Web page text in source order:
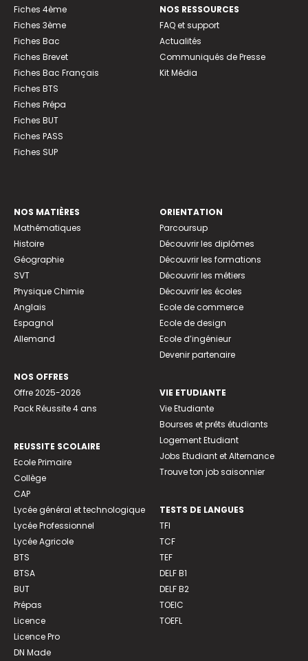
Fiches 4ème
Fiches 3ème
Fiches Bac
Fiches Brevet
Fiches Bac Français
Fiches BTS
Fiches Prépa
Fiches BUT
Fiches PASS
Fiches SUP
NOS RESSOURCES
FAQ et support
Actualités
Communiqués de Presse
Kit Média
NOS MATIÈRES
Mathématiques
Histoire
Géographie
SVT
Physique Chimie
Anglais
Espagnol
Allemand
NOS OFFRES
Offre 2025-2026
Pack Réussite 4 ans
REUSSITE SCOLAIRE
Ecole Primaire
Collège
CAP
Lycée général et technologique
Lycée Professionnel
Lycée Agricole
BTS
BTSA
BUT
Prépas
Licence
Licence Pro
DN Made
ORIENTATION
Parcoursup
Découvrir les diplômes
Découvrir les formations
Découvrir les métiers
Découvrir les écoles
Ecole de commerce
Ecole de design
Ecole d’ingénieur
Devenir partenaire
VIE ETUDIANTE
Vie Etudiante
Bourses et prêts étudiants
Logement Etudiant
Jobs Etudiant et Alternance
Trouve ton job saisonnier
TESTS DE LANGUES
TFI
TCF
TEF
DELF B1
DELF B2
TOEIC
TOEFL